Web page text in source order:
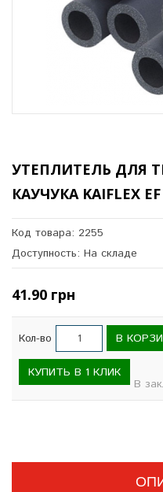
УТЕПЛИТЕЛЬ ДЛЯ
КАУЧУКА KAIFLEX
Код товара: 2255
Доступность: На складе
41.90 грн
Кол-во В
КУПИТЬ В 1 КЛИК
В